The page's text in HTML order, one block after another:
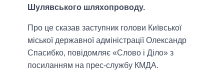
Шулявського шляхопроводу.
Про це сказав заступник голови Київської
міської державної адміністрації Олександр
Спасибко, повідомляє «Слово і Діло» з
посиланням на прес-службу КМДА.